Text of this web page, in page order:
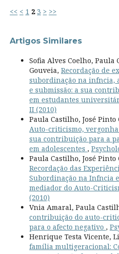
<< < 1 2 3 > >>
Artigos Similares
Sofia Alves Coelho, Paula
Gouveia, Recordação de
subordinação na infncia,
e submissão: a sua
em estudantes
II (2010)
Paula Castilho, José
Auto-criticismo,
sua contribuição para a
em adolescentes ,
Paula Castilho, José
Recordação das
Subordinação na Infncia
mediador do Auto-
(2010)
Vnia Amaral, Paula
contribuição do auto-
para o afecto negativo ,
Henrique Testa Vicente,
família multigeracional: